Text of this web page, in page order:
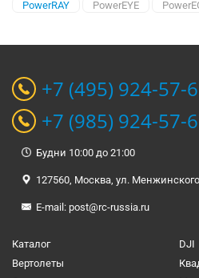
PowerRAY PowerEYE
+7 (495) 924-57-
+7 (985) 924-57-
Будни 10:00 до 21:00
127560, Москва, ул.
E-mail: post@rc-russia.ru
Каталог
DJI
Вертолеты